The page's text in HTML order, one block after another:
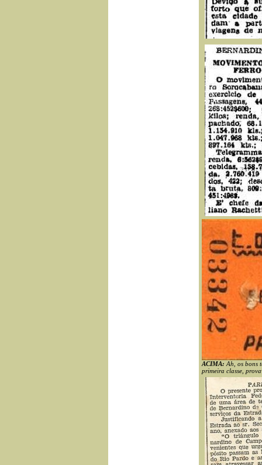
ACIMA: Ah, os bons
primeira classe,